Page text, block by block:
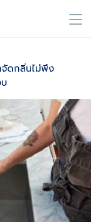
จัดกลิ่นไม่พึง